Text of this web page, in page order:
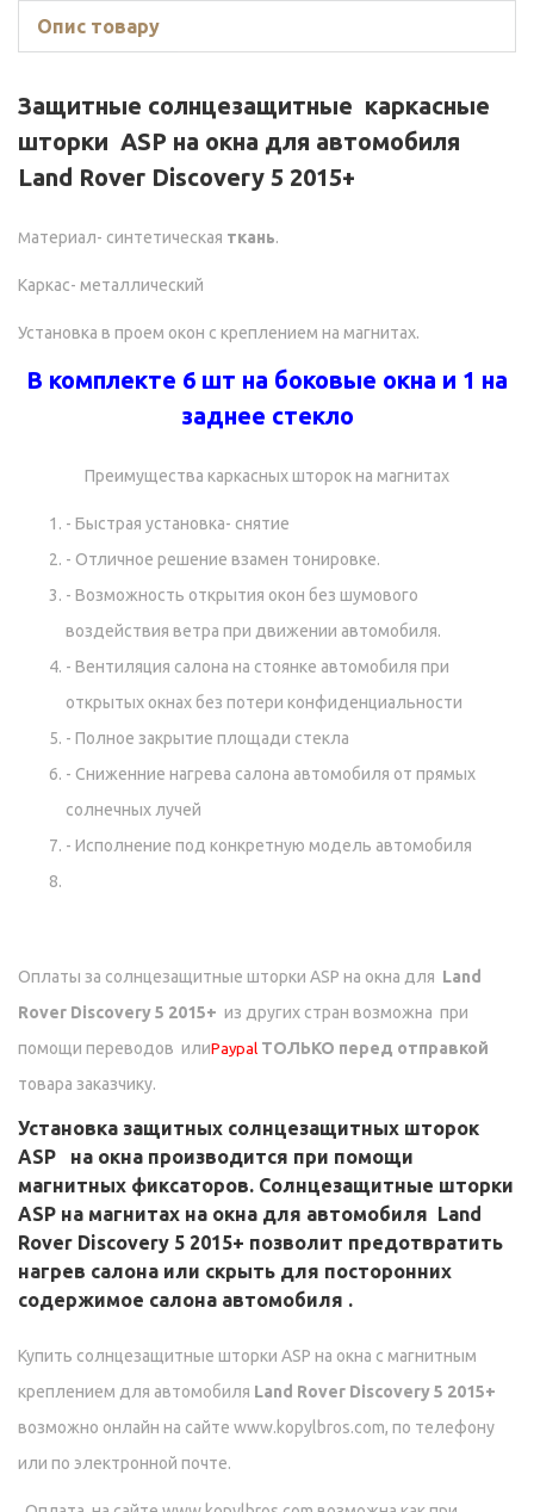
Опис товару
Защитные солнцезащитные каркасные
шторки ASP на окна для автомобиля
Land Rover Discovery 5 2015+
Материал- синтетическая ткань.
Каркас- металлический
Установка в проем окон с креплением на магнитах.
В комплекте 6 шт на боковые окна и 1 на
заднее стекло
Преимущества каркасных шторок на магнитах
- Быстрая установка- снятие
- Отличное решение взамен тонировке.
- Возможность открытия окон без шумового
воздействия ветра при движении автомобиля.
- Вентиляция салона на стоянке автомобиля при
открытых окнах без потери конфиденциальности
- Полное закрытие площади стекла
- Сниженние нагрева салона автомобиля от прямых
солнечных лучей
- Исполнение под конкретную модель автомобиля
Оплаты за солнцезащитные шторки ASP на окна для Land
Rover Discovery 5 2015+ из других стран возможна при
помощи переводов илиPaypal ТОЛЬКО перед отправкой
товара заказчику.
Установка защитных солнцезащитных шторок
ASP на окна производится при помощи
магнитных фиксаторов. Солнцезащитные шторки
ASP на магнитах на окна для автомобиля Land
Rover Discovery 5 2015+ позволит предотвратить
нагрев салона или скрыть для посторонних
содержимое салона автомобиля .
Купить солнцезащитные шторки ASP на окна с магнитным
креплением для автомобиля Land Rover Discovery 5 2015+
возможно онлайн на сайте www.kopylbros.com, по телефону
или по электронной почте.